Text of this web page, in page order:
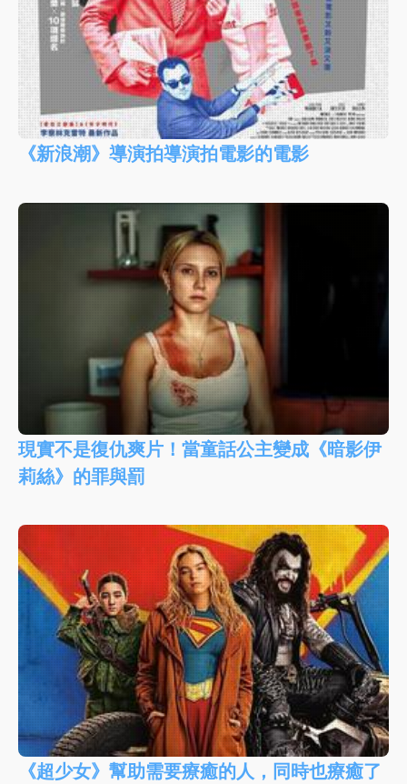
《新浪潮》導演拍導演拍電影的電影
現實不是復仇爽片！當童話公主變成《暗影伊
莉絲》的罪與罰
《超少女》幫助需要療癒的人，同時也療癒了